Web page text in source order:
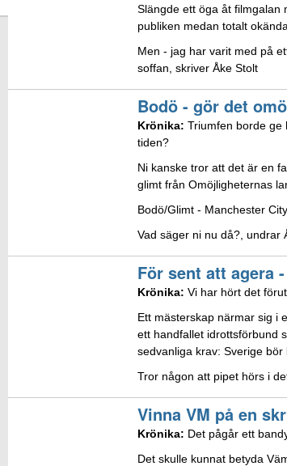
Slängde ett öga åt filmgalan
publiken medan totalt
Men - jag har varit med på
soffan, skriver Åke Stolt
Bodö - gör det
Krönika: Triumfen borde ge
tiden?
Ni kanske tror att det är en
glimt från Omöjligheternas
Bodö/Glimt - Manchester
Vad säger ni nu då?, undrar
För sent att agera
Krönika: Vi har hört det förut.
Ett mästerskap närmar sig i
ett handfallet idrottsförbund
sedvanliga krav: Sverige bör
Tror någon att pipet hörs i
Vinna VM på en
Krönika: Det pågår ett
Det skulle kunnat betyda